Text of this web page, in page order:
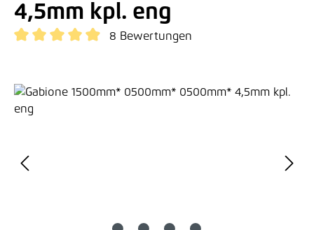
4,5mm kpl. eng
8 Bewertungen
Bildergalerie überspringen